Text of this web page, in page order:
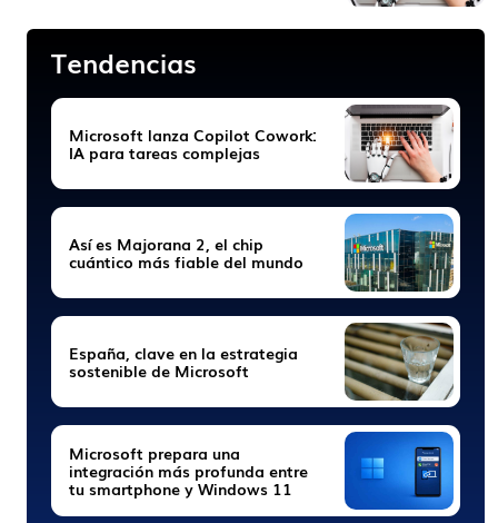
Tendencias
Microsoft lanza Copilot Cowork:
IA para tareas complejas
Así es Majorana 2, el chip
cuántico más fiable del mundo
España, clave en la estrategia
sostenible de Microsoft
Microsoft prepara una
integración más profunda entre
tu smartphone y Windows 11